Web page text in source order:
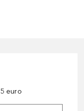
euro